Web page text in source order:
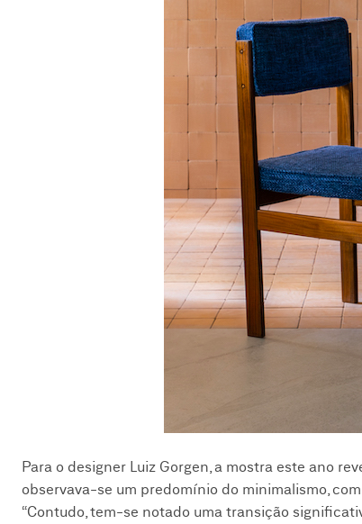
Para o designer Luiz Gorgen, a mostra este ano
observava-se um predomínio do minimalismo,
“Contudo, tem-se notado uma transição